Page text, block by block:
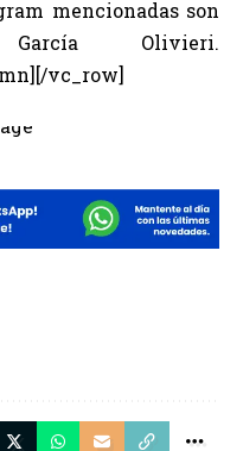
mencionadas son
Olivieri.
vc_row]